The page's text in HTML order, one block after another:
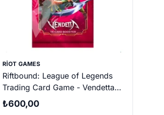
RIOT GAMES
Riftbound: League of Legends
Trading Card Game - Vendetta
Booster
₺600,00